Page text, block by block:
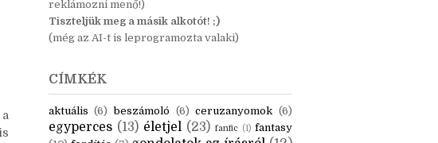
írót, nem? :D
(Haladóknak: Könyvet/egyéb terméket
jogtiszta/szabadon használható képpel
Tiszteljük meg a másik alkotót! ;)
CÍMKÉK